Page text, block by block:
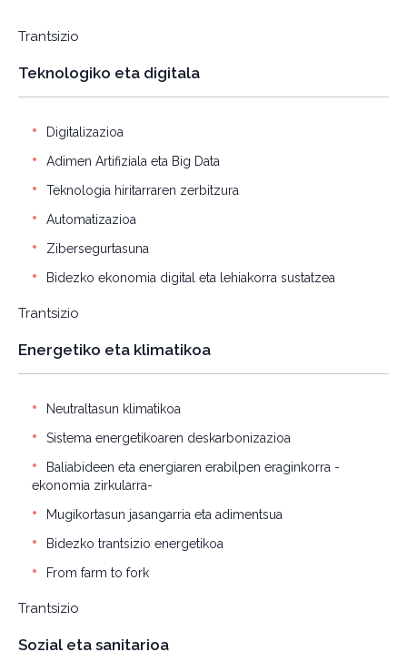
Trantsizio
Teknologiko eta digitala
Digitalizazioa
Adimen Artifiziala eta Big Data
Teknologia hiritarraren zerbitzura
Automatizazioa
Zibersegurtasuna
Bidezko ekonomia digital eta lehiakorra sustatzea
Trantsizio
Energetiko eta klimatikoa
Neutraltasun klimatikoa
Sistema energetikoaren deskarbonizazioa
Baliabideen eta energiaren erabilpen eraginkorra -
ekonomia zirkularra-
Mugikortasun jasangarria eta adimentsua
Bidezko trantsizio energetikoa
From farm to fork
Trantsizio
Sozial eta sanitarioa